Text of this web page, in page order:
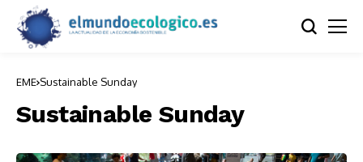
EME Sustainable Sunday
Sustainable Sunday